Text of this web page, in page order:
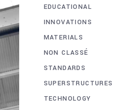
EDUCATIONAL
INNOVATIONS
MATERIALS
NON CLASSÉ
STANDARDS
SUPERSTRUCTURES
TECHNOLOGY